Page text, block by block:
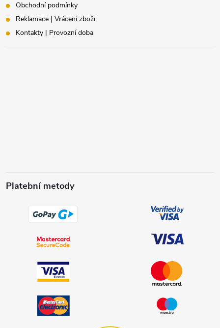
Obchodní podmínky
Reklamace | Vrácení zboží
Kontakty | Provozní doba
Platební metody